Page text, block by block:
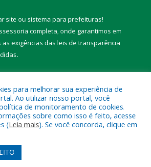
site ou sistema para prefeituras!
completa, onde garantimos em
exigências das leis de transparência
a Prefeitura Municipal de Chaves.
Área Administrativa
para melhorar sua experiência de
Ao utilizar nosso portal, você
de monitoramento de cookies.
sobre como isso é feito, acesse
(Leia mais). Se você concorda, clique em